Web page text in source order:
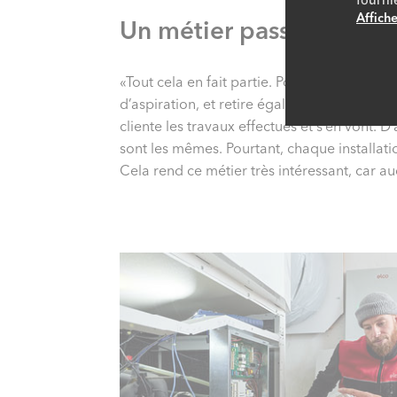
Un métier passionnant
«Tout cela en fait partie. Pour faire ce
d’aspiration, et retire également les
cliente les travaux effectués et s’en vont.
sont les mêmes. Pourtant, chaque
Cela rend ce métier très intéressant, car